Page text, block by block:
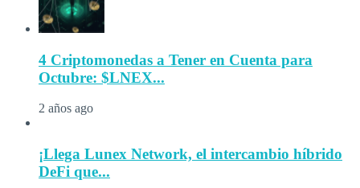
4 Criptomonedas a Tener en Cuenta para
Octubre: $LNEX...
2 años ago
¡Llega Lunex Network, el intercambio híbrido
DeFi que...